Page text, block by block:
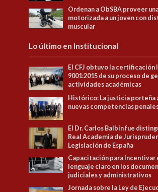
Ordenan a ObSBA proveer
motorizada a un joven con
muscular
Lo último en Institucional
El CFJ obtuvo la certificación
9001:2015 de su proceso de
actividades académicas
Histórico: La justicia porteña
nuevas competencias
El Dr. Carlos Balbín fue
Real Academia de
Legislación de España
Capacitación para Incentivar
lenguaje claro en los
judiciales y administrativos
Jornada sobre la Ley de